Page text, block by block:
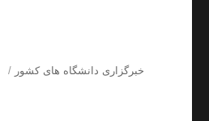
خبرگزاری دانشگاه های کشور